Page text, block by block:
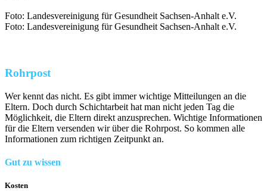
Foto: Landesvereinigung für Gesundheit Sachsen-Anhalt e.V.
Foto: Landesvereinigung für Gesundheit Sachsen-Anhalt e.V.
Rohrpost
Wer kennt das nicht. Es gibt immer wichtige Mitteilungen an die
Eltern. Doch durch Schichtarbeit hat man nicht jeden Tag die
Möglichkeit, die Eltern direkt anzusprechen. Wichtige Informationen
für die Eltern versenden wir über die Rohrpost. So kommen alle
Informationen zum richtigen Zeitpunkt an.
Gut zu wissen
Kosten